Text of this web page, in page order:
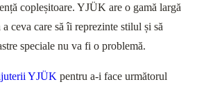
copleșitoare. YJÜK are o gamă largă
ceva care să îi reprezinte stilul și să
speciale nu va fi o problemă.
YJÜK pentru a-i face următorul